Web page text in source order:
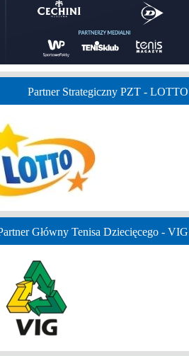
Partner Strategiczny PZT - LOTTO
Główny Tenisa Dziecięcego - VIG